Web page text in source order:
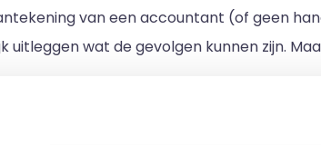
van een accountant (of geen
uitleggen wat de gevolgen kunnen zijn.
processen binnen een organisatie en